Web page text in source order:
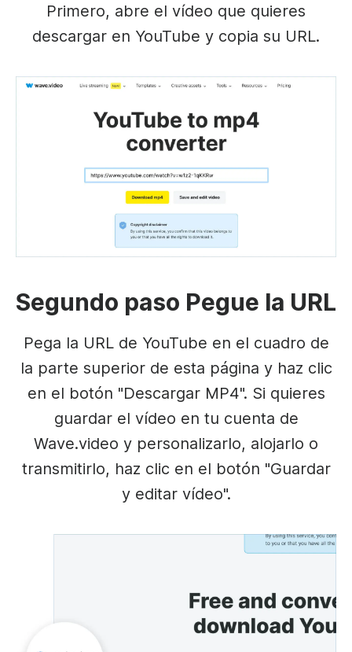
Primero, abre el vídeo que quieres
descargar en YouTube y copia su URL.
Segundo paso Pegue la URL
Pega la URL de YouTube en el cuadro de
la parte superior de esta página y haz clic
en el botón "Descargar MP4". Si quieres
guardar el vídeo en tu cuenta de
Wave.video y personalizarlo, alojarlo o
transmitirlo, haz clic en el botón "Guardar
y editar vídeo".